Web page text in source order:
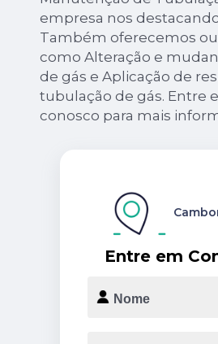
empresa nos
Também oferecemos
como Alteração e
de gás e Aplicação de
tubulação de gás. Entre
conosco para mais
Entre em